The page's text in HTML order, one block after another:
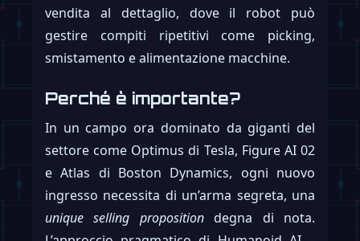
vendita al dettaglio, dove il robot può
gestire compiti ripetitivi come picking,
smistamento e alimentazione macchine.
Perché è importante?
In un campo ora dominato da giganti del
settore come Optimus di Tesla, Figure AI 02
e Atlas di Boston Dynamics, ogni nuovo
ingresso necessita di un’arma segreta, una
unique selling propositiondegna di nota.